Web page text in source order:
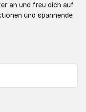
an und freu dich auf
und spannende